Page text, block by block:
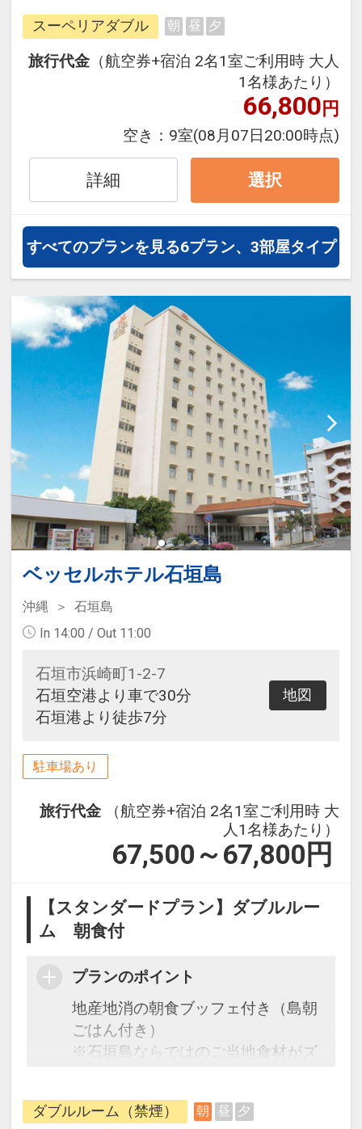
・ウェルカムコーヒーサービス
（6:30～10:00、15:00～22:00）
スーペリアダブル 朝 昼 夕
旅行代金 （航空券+宿泊 2名1室ご利用時 大人
1名様あたり）
66,800円
空き： 9室(08月07日20:00時点)
詳細 選択
すべてのプランを見る6プラン、3部屋タイプ
ベッセルホテル石垣島
沖縄
石垣島
In 14:00 / Out 11:00
石垣市浜崎町1-2-7
石垣空港より車で30分
石垣港より徒歩7分
地図
駐車場あり
旅行代金
（航空券+宿泊 2名1室ご利用時 大
人1名様あたり）
67,500～67,800 円
【スタンダードプラン】ダブルルー
ム 朝食付
プランのポイント
地産地消の朝食ブッフェ付き（島朝
ごはん付き）
※石垣島ならではのご当地食材がズ
・ウェルカムサービスあり
提供時間14：00～23：00
ダブルルーム（禁煙） 朝 昼 夕